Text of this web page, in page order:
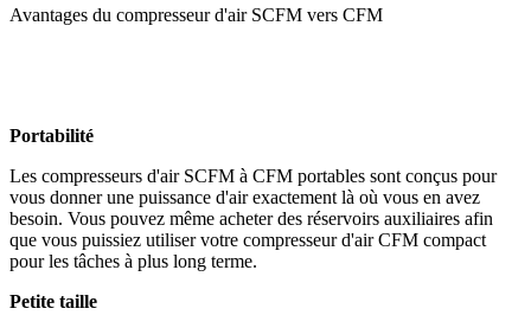
Avantages du compresseur d'air SCFM vers CFM
Portabilité
Les compresseurs d'air SCFM à CFM portables sont conçus pour
vous donner une puissance d'air exactement là où vous en avez
besoin. Vous pouvez même acheter des réservoirs auxiliaires afin
que vous puissiez utiliser votre compresseur d'air CFM compact
pour les tâches à plus long terme.
Petite taille